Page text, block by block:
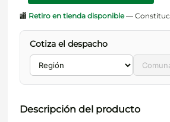
🏬 Retiro en tienda disponible—
Cotiza el despacho
Descripción del producto